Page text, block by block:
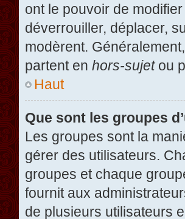
ont le pouvoir de
déverrouiller, déplacer,
modèrent.
partent en hors-sujetou
Haut
Que sont les groupes
Les groupes sont la
gérer des utilisateurs.
groupes et chaque
fournit aux
de plusieurs utilisateurs